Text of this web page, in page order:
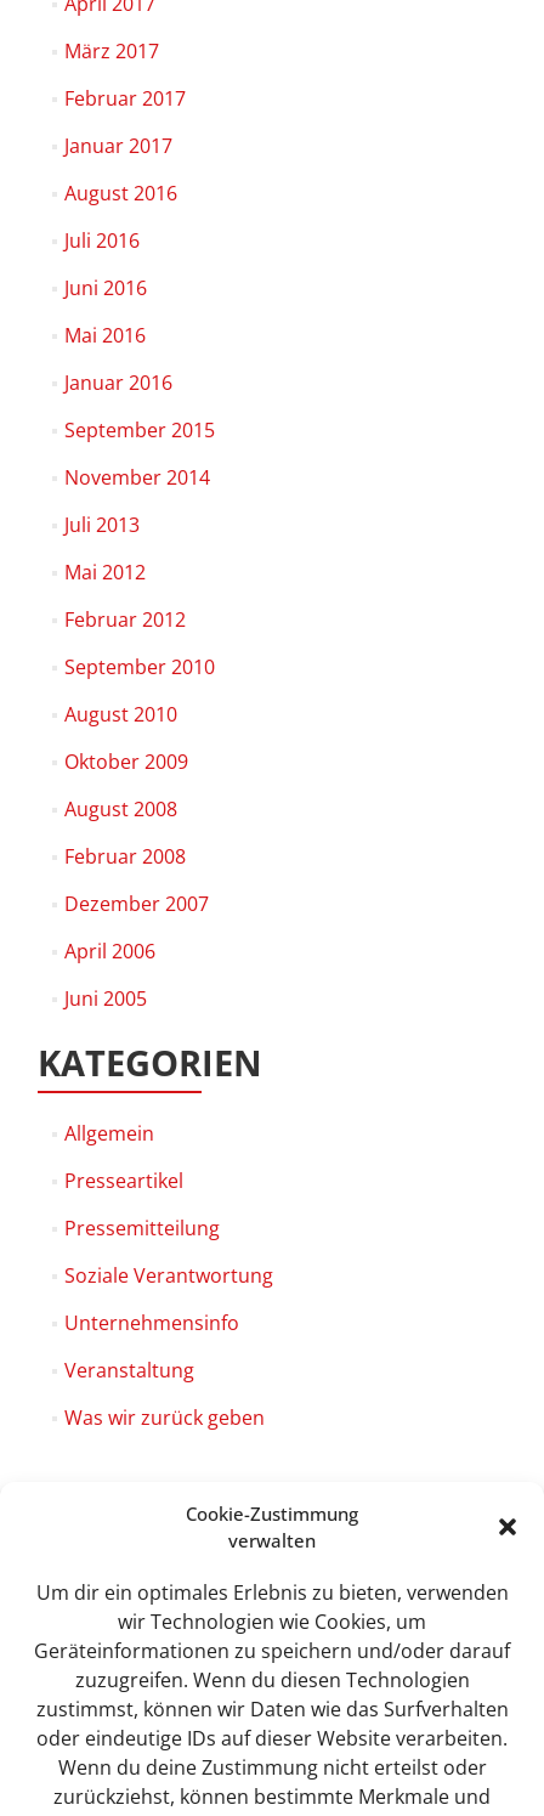
Cookie-Zustimmung
verwalten
Um dir ein optimales Erlebnis zu bieten, verwenden
wir Technologien wie Cookies, um
Geräteinformationen zu speichern und/oder darauf
zuzugreifen. Wenn du diesen Technologien
zustimmst, können wir Daten wie das Surfverhalten
oder eindeutige IDs auf dieser Website verarbeiten.
Wenn du deine Zustimmung nicht erteilst oder
zurückziehst, können bestimmte Merkmale und
März 2017
Februar 2017
Januar 2017
August 2016
Juli 2016
Juni 2016
Mai 2016
Januar 2016
September 2015
November 2014
Juli 2013
Mai 2012
Februar 2012
September 2010
August 2010
Oktober 2009
August 2008
Februar 2008
Dezember 2007
April 2006
Juni 2005
KATEGORIEN
Allgemein
Presseartikel
Pressemitteilung
Soziale Verantwortung
Unternehmensinfo
Veranstaltung
Was wir zurück geben
Sweet Tec GmbH
Lindhorst 4
19258 Boizenburg
info@sweet-tec.de